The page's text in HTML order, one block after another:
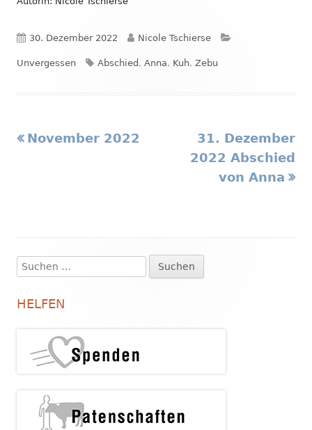
Veröffentlicht
am
30. Dezember 2022 Autor
Nicole Tschierse
Unvergessen Schlagwörter
Abschied , Anna, Kuh, Zebu
Beitragsnavigation
Vorheriger
November 2022
Nächster
Beitrag
31. Dezember
2022 Abschied
von Anna
Haupt-
Seitenleiste
Suchen
nach:
HELFEN